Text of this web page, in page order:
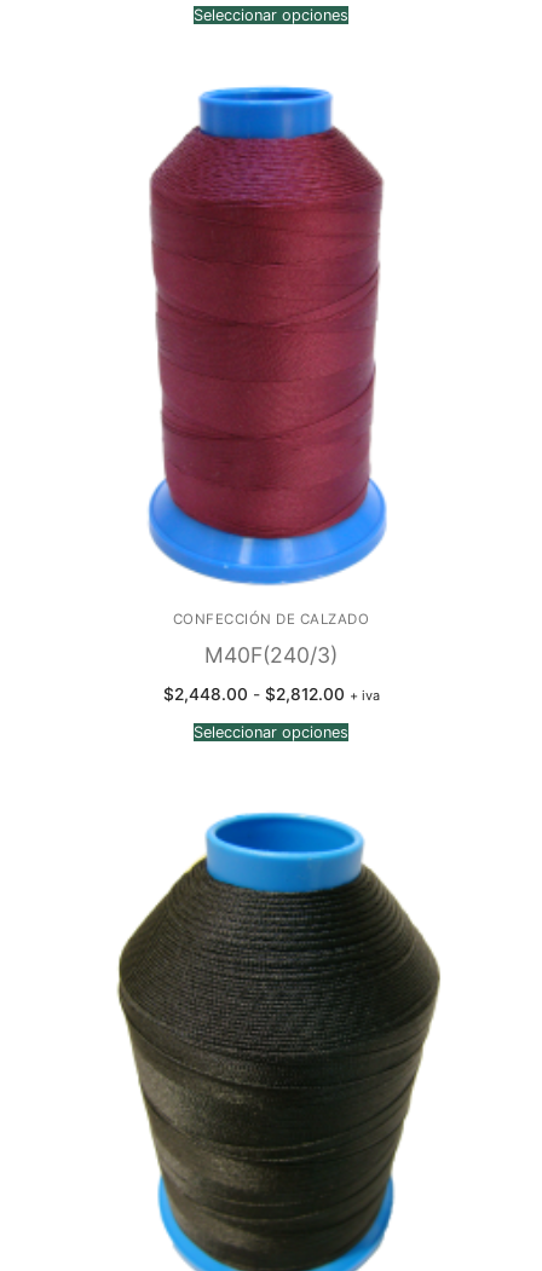
precios:
desde
Seleccionar opciones
CONFECCIÓN DE CALZADO
M40F(240/3)
$2,448.00 - $2,812.00Rango
precios:
desde
+ iva
Seleccionar opciones